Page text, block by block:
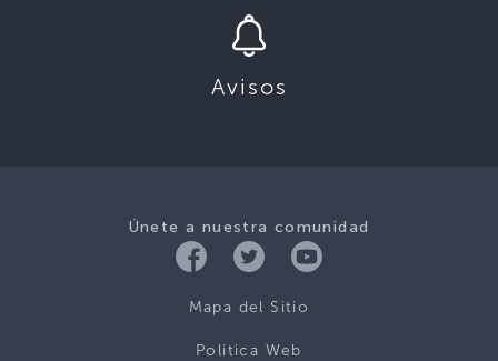
Avisos
Únete a nuestra comunidad
Mapa del Sitio
Politica Web